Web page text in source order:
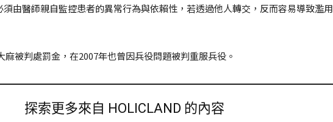
由醫師親自監控患者的異常行為與依賴性，若透過他人轉交，反而容易導致濫用
麻被判處罰金，在2007年也曾因兵役問題被判重服兵役。
探索更多來自 HOLICLAND 的內容